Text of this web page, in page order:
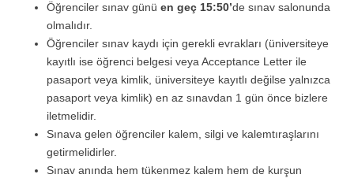
Öğrenciler sınav günü en geç 15:50’de sınav salonunda
olmalıdır.
Öğrenciler sınav kaydı için gerekli evrakları (üniversiteye
kayıtlı ise öğrenci belgesi veya Acceptance Letter ile
pasaport veya kimlik, üniversiteye kayıtlı değilse yalnızca
pasaport veya kimlik) en az sınavdan 1 gün önce bizlere
iletmelidir.
Sınava gelen öğrenciler kalem, silgi ve kalemtıraşlarını
getirmelidirler.
Sınav anında hem tükenmez kalem hem de kurşun